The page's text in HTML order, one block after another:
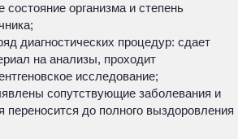
организма и степень
диагностических процедур: сдает
на анализы, проходит
исследование;
сопутствующие заболевания и
переносится до полного выздоровления